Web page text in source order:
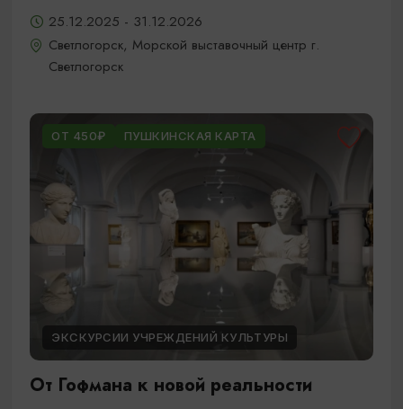
25.12.2025 - 31.12.2026
Светлогорск, Морской выставочный центр г.
Светлогорск
ОТ 450₽ ПУШКИНСКАЯ КАРТА
ЭКСКУРСИИ УЧРЕЖДЕНИЙ КУЛЬТУРЫ
От Гофмана к новой реальности